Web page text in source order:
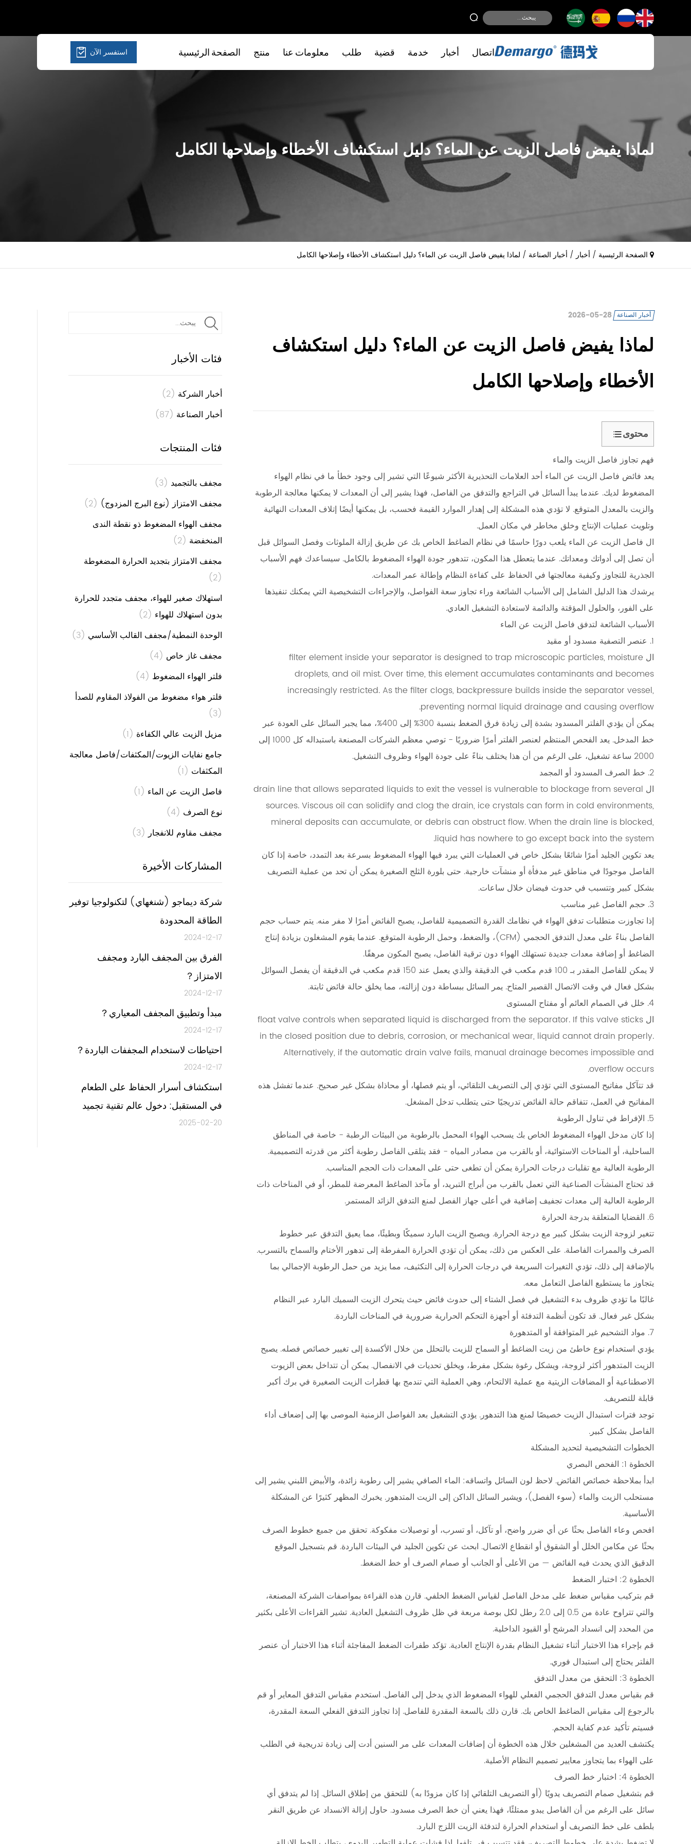
الصفحة الرئيسية منتج معلومات عنا طلب قضية خدمة أخبار اتصال استفسر الآن
لماذا يفيض فاصل الزيت عن الماء؟ دليل استكشاف الأخطاء وإصلاحها الكامل
الصفحة الرئيسية / أخبار / أخبار الصناعة / لماذا يفيض فاصل الزيت عن الماء؟ دليل استكشاف الأخطاء وإصلاحها الكامل
فئات الأخبار
أخبار الشركة (2)
أخبار الصناعة (87)
فئات المنتجات
مجفف بالتجميد (3)
مجفف الامتزاز (نوع البرج المزدوج) (2)
مجفف الهواء المضغوط ذو نقطة الندى
المنخفضة (2)
مجفف الامتزاز بتجديد الحرارة المضغوطة
(2)
استهلاك صغير للهواء، مجفف متجدد للحرارة
بدون استهلاك للهواء (2)
الوحدة النمطية/مجفف القالب الأساسي (3)
مجفف غاز خاص (4)
فلتر الهواء المضغوط (4)
فلتر هواء مضغوط من الفولاذ المقاوم للصدأ
(3)
مزيل الزيت عالي الكفاءة (1)
جامع نفايات الزيوت/المكثفات/فاصل معالجة
المكثفات (1)
فاصل الزيت عن الماء (1)
نوع الصرف (4)
مجفف مقاوم للانفجار (3)
المشاركات الأخيرة
شركة ديماجو (شنغهاي) لتكنولوجيا توفير
الطاقة المحدودة
2024-12-17
الفرق بين المجفف البارد ومجفف
الامتزاز？
2024-12-17
مبدأ وتطبيق المجفف المعياري？
2024-12-17
احتياطات لاستخدام المجففات الباردة？
2024-12-17
استكشاف أسرار الحفاظ على الطعام
في المستقبل: دخول عالم تقنية تجميد
تجميد عالية الكفاءة-تجميد التجميد-تجميد
2025-02-20
أخبار الصناعة 2026-05-28
لماذا يفيض فاصل الزيت عن الماء؟ دليل استكشاف
الأخطاء وإصلاحها الكامل
محتوى
1
فهم
تجاوز
فاصل
الزيت
والماء
2
الأسباب
الشائعة
لتدفق
فاصل
الزيت
عن
الماء
2.1
عنصر
مسدود
أو
مقيد
2.2
2.
خط
المسدود
أو
المجمد
2.3
3.
حجم
الفاصل
غير
مناسب
2.4
4.
خلل
الصمام
العائم
أو
مفتاح
المستوى
5.
الإفراط
في
تناول
الرطوبة
2.6
6.
القضايا
المتعلقة
بدرجة
الحرارة
2.7
مواد
التشحيم
غير
المتوافقة
أو
المتدهورة
3
الخطوات
التشخيصية
لتحديد
المشكلة
3.1
الخطوة
1:
الفحص
البصري
3.2
الخطوة
اختبار
الضغط
3.3
الخطوة
3:
التحقق
من
معدل
التدفق
3.4
الخطوة
4:
اختبار
خط
الصرف
3.5
الخطوة
5:
تقييم
حالة
العنصر
3.6
الخطوة
6:
التحقق
فهم تجاوز فاصل الزيت والماء
يعد فائض فاصل الزيت عن الماء أحد العلامات التحذيرية الأكثر شيوعًا التي تشير إلى وجود خطأ ما في نظام الهواء
المضغوط لديك. عندما يبدأ السائل في التراجع والتدفق من الفاصل، فهذا يشير إلى أن المعدات لا يمكنها معالجة الرطوبة
والزيت بالمعدل المتوقع. لا تؤدي هذه المشكلة إلى إهدار الموارد القيمة فحسب، بل يمكنها أيضًا إتلاف المعدات النهائية
وتلويث عمليات الإنتاج وخلق مخاطر في مكان العمل.
ال فاصل الزيت عن الماء يلعب دورًا حاسمًا في نظام الضاغط الخاص بك عن طريق إزالة الملوثات وفصل السوائل قبل
أن تصل إلى أدواتك ومعداتك. عندما يتعطل هذا المكون، تتدهور جودة الهواء المضغوط بالكامل. سيساعدك فهم الأسباب
الجذرية للتجاوز وكيفية معالجتها في الحفاظ على كفاءة النظام وإطالة عمر المعدات.
يرشدك هذا الدليل الشامل إلى الأسباب الشائعة وراء تجاوز سعة الفواصل، والإجراءات التشخيصية التي يمكنك تنفيذها
على الفور، والحلول المؤقتة والدائمة لاستعادة التشغيل العادي.
الأسباب الشائعة لتدفق فاصل الزيت عن الماء
1. عنصر التصفية مسدود أو مقيد
ال filter element inside your separator is designed to trap microscopic particles, moisture
droplets, and oil mist. Over time, this element accumulates contaminants and becomes
increasingly restricted. As the filter clogs, backpressure builds inside the separator vessel,
preventing normal liquid drainage and causing overflow.
يمكن أن يؤدي الفلتر المسدود بشدة إلى زيادة فرق الضغط بنسبة 300% إلى 400%، مما يجبر السائل على العودة عبر
خط المدخل. يعد الفحص المنتظم لعنصر الفلتر أمرًا ضروريًا - توصي معظم الشركات المصنعة باستبداله كل 1000 إلى
2000 ساعة تشغيل، على الرغم من أن هذا يختلف بناءً على جودة الهواء وظروف التشغيل.
2. خط الصرف المسدود أو المجمد
ال drain line that allows separated liquids to exit the vessel is vulnerable to blockage from several
sources. Viscous oil can solidify and clog the drain, ice crystals can form in cold environments,
mineral deposits can accumulate, or debris can obstruct flow. When the drain line is blocked,
liquid has nowhere to go except back into the system.
يعد تكوين الجليد أمرًا شائعًا بشكل خاص في العمليات التي يبرد فيها الهواء المضغوط بسرعة بعد التمدد، خاصة إذا كان
الفاصل موجودًا في مناطق غير مدفأة أو منشآت خارجية. حتى بلورة الثلج الصغيرة يمكن أن تحد من عملية التصريف
بشكل كبير وتتسبب في حدوث فيضان خلال ساعات.
3. حجم الفاصل غير مناسب
إذا تجاوزت متطلبات تدفق الهواء في نظامك القدرة التصميمية للفاصل، يصبح الفائض أمرًا لا مفر منه. يتم حساب حجم
الفاصل بناءً على معدل التدفق الحجمي (CFM)، والضغط، وحمل الرطوبة المتوقع. عندما يقوم المشغلون بزيادة إنتاج
الضاغط أو إضافة معدات جديدة تستهلك الهواء دون ترقية الفاصل، يصبح المكون مرهقًا.
لا يمكن للفاصل المقدر بـ 100 قدم مكعب في الدقيقة والذي يعمل عند 150 قدم مكعب في الدقيقة أن يفصل السوائل
بشكل فعال في وقت الاتصال القصير المتاح. يمر السائل ببساطة دون إزالته، مما يخلق حالة فائض ثابتة.
4. خلل في الصمام العائم أو مفتاح المستوى
ال float valve controls when separated liquid is discharged from the separator. If this valve sticks
in the closed position due to debris, corrosion, or mechanical wear, liquid cannot drain properly.
Alternatively, if the automatic drain valve fails, manual drainage becomes impossible and
overflow occurs.
قد تتآكل مفاتيح المستوى التي تؤدي إلى التصريف التلقائي، أو يتم فصلها، أو محاذاة بشكل غير صحيح. عندما تفشل هذه
المفاتيح في العمل، تتفاقم حالة الفائض تدريجيًا حتى يتطلب تدخل المشغل.
5. الإفراط في تناول الرطوبة
إذا كان مدخل الهواء المضغوط الخاص بك يسحب الهواء المحمل بالرطوبة من البيئات الرطبة - خاصة في المناطق
الساحلية، أو المناخات الاستوائية، أو بالقرب من مصادر المياه - فقد يتلقى الفاصل رطوبة أكثر من قدرته التصميمية.
الرطوبة العالية مع تقلبات درجات الحرارة يمكن أن تطغى حتى على المعدات ذات الحجم المناسب.
قد تحتاج المنشآت الصناعية التي تعمل بالقرب من أبراج التبريد، أو مآخذ الضاغط المعرضة للمطر، أو في المناخات ذات
الرطوبة العالية إلى معدات تجفيف إضافية في أعلى جهاز الفصل لمنع التدفق الزائد المستمر.
6. القضايا المتعلقة بدرجة الحرارة
تتغير لزوجة الزيت بشكل كبير مع درجة الحرارة. ويصبح الزيت البارد سميكًا وبطيئًا، مما يعيق التدفق عبر خطوط
الصرف والممرات الفاصلة. على العكس من ذلك، يمكن أن تؤدي الحرارة المفرطة إلى تدهور الأختام والسماح بالتسرب.
بالإضافة إلى ذلك، تؤدي التغيرات السريعة في درجات الحرارة إلى التكثيف، مما يزيد من حمل الرطوبة الإجمالي بما
يتجاوز ما يستطيع الفاصل التعامل معه.
غالبًا ما تؤدي ظروف بدء التشغيل في فصل الشتاء إلى حدوث فائض حيث يتحرك الزيت السميك البارد عبر النظام
بشكل غير فعال. قد تكون أنظمة التدفئة أو أجهزة التحكم الحرارية ضرورية في المناخات الباردة.
7. مواد التشحيم غير المتوافقة أو المتدهورة
يؤدي استخدام نوع خاطئ من زيت الضاغط أو السماح للزيت بالتحلل من خلال الأكسدة إلى تغيير خصائص فصله. يصبح
الزيت المتدهور أكثر لزوجة، ويشكل رغوة بشكل مفرط، ويخلق تحديات في الانفصال. يمكن أن تتداخل بعض الزيوت
الاصطناعية أو المضافات الزيتية مع عملية الالتحام، وهي العملية التي تندمج بها قطرات الزيت الصغيرة في برك أكبر
قابلة للتصريف.
توجد فترات استبدال الزيت خصيصًا لمنع هذا التدهور. يؤدي التشغيل بعد الفواصل الزمنية الموصى بها إلى إضعاف أداء
الفاصل بشكل كبير.
الخطوات التشخيصية لتحديد المشكلة
الخطوة 1: الفحص البصري
ابدأ بملاحظة خصائص الفائض. لاحظ لون السائل واتساقه: الماء الصافي يشير إلى رطوبة زائدة، والأبيض اللبني يشير إلى
مستحلب الزيت والماء (سوء الفصل)، ويشير السائل الداكن إلى الزيت المتدهور. يخبرك المظهر كثيرًا عن المشكلة
الأساسية.
افحص وعاء الفاصل بحثًا عن أي ضرر واضح، أو تآكل، أو تسرب، أو توصيلات مفكوكة. تحقق من جميع خطوط الصرف
بحثًا عن مكامن الخلل أو الشقوق أو انقطاع الاتصال. ابحث عن تكوين الجليد في البيئات الباردة. قم بتسجيل الموقع
الدقيق الذي يحدث فيه الفائض — من الأعلى أو الجانب أو صمام الصرف أو خط الضغط.
الخطوة 2: اختبار الضغط
قم بتركيب مقياس ضغط على مدخل الفاصل لقياس الضغط الخلفي. قارن هذه القراءة بمواصفات الشركة المصنعة،
والتي تتراوح عادة من 0.5 إلى 2.0 رطل لكل بوصة مربعة في ظل ظروف التشغيل العادية. تشير القراءات الأعلى بكثير
من المحدد إلى انسداد المرشح أو القيود الداخلية.
قم بإجراء هذا الاختبار أثناء تشغيل النظام بقدرة الإنتاج العادية. تؤكد طفرات الضغط المفاجئة أثناء هذا الاختبار أن عنصر
الفلتر يحتاج إلى استبدال فوري.
الخطوة 3: التحقق من معدل التدفق
قم بقياس معدل التدفق الحجمي الفعلي للهواء المضغوط الذي يدخل إلى الفاصل. استخدم مقياس التدفق المعاير أو قم
بالرجوع إلى مقياس الضاغط الخاص بك. قارن ذلك بالسعة المقدرة للفاصل. إذا تجاوز التدفق الفعلي السعة المقدرة،
فسيتم تأكيد عدم كفاية الحجم.
يكتشف العديد من المشغلين خلال هذه الخطوة أن إضافات المعدات على مر السنين أدت إلى زيادة تدريجية في الطلب
على الهواء بما يتجاوز معايير تصميم النظام الأصلية.
الخطوة 4: اختبار خط الصرف
قم بتشغيل صمام التصريف يدويًا (أو التصريف التلقائي إذا كان مزودًا به) للتحقق من إطلاق السائل. إذا لم يتدفق أي
سائل على الرغم من أن الفاصل يبدو ممتلئًا، فهذا يعني أن خط الصرف مسدود. حاول إزالة الانسداد عن طريق النقر
بلطف على خط التصريف أو استخدام الحرارة لتدفئة الزيت اللزج البارد.